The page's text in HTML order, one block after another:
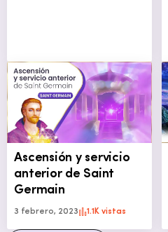
Ascensión y servicio
anterior de Saint
Germain
3 febrero, 2023 1.1K vistas